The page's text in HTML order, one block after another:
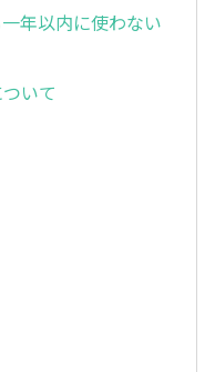
年以内に使わない
いて